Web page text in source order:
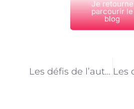
Je retourne
parcourir le
blog
Les défis de l’auto-entrepreneuriat pour les électriciens à Paris